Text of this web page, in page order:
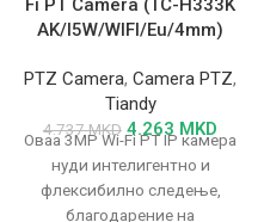
Fi PT Camera (TC-H333K
AK/I5W/WIFI/Eu/4mm)
PTZ Camera, Camera PTZ,
Tiandy
4.737MKD 4.263 MKD
Оваа 3MP Wi-Fi PT IP камера
нуди интелигентно и
флексибилно следење,
благодарение на